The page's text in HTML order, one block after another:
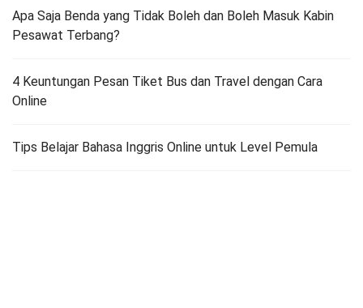
Apa Saja Benda yang Tidak Boleh dan Boleh Masuk Kabin
Pesawat Terbang?
4 Keuntungan Pesan Tiket Bus dan Travel dengan Cara
Online
Tips Belajar Bahasa Inggris Online untuk Level Pemula